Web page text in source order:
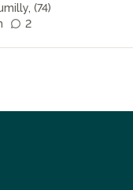
(74)
2